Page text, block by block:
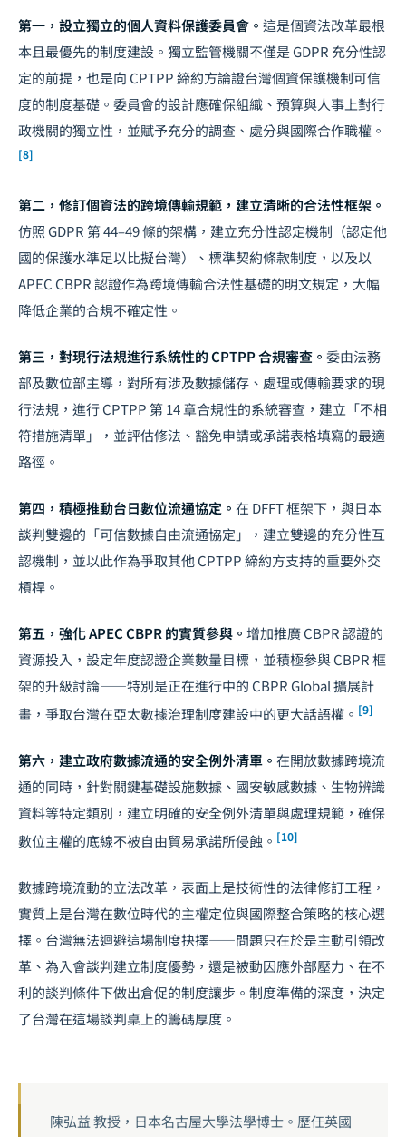
第一，設立獨立的個人資料保護委員會。 這是個資法改革最根
本且最優先的制度建設。獨立監管機關不僅是 GDPR 充分性認
定的前提，也是向 CPTPP 締約方論證台灣個資保護機制可信
度的制度基礎。委員會的設計應確保組織、預算與人事上對行
政機關的獨立性，並賦予充分的調查、處分與國際合作職權。
[8]
第二，修訂個資法的跨境傳輸規範，建立清晰的合法性框架。
仿照 GDPR 第 44–49 條的架構，建立充分性認定機制（認定他
國的保護水準足以比擬台灣）、標準契約條款制度，以及以
APEC CBPR 認證作為跨境傳輸合法性基礎的明文規定，大幅
降低企業的合規不確定性。
第三，對現行法規進行系統性的 CPTPP 合規審查。 委由法務
部及數位部主導，對所有涉及數據儲存、處理或傳輸要求的現
行法規，進行 CPTPP 第 14 章合規性的系統審查，建立「不相
符措施清單」，並評估修法、豁免申請或承諾表格填寫的最適
路徑。
第四，積極推動台日數位流通協定。 在 DFFT 框架下，與日本
談判雙邊的「可信數據自由流通協定」，建立雙邊的充分性互
認機制，並以此作為爭取其他 CPTPP 締約方支持的重要外交
槓桿。
第五，強化 APEC CBPR 的實質參與。 增加推廣 CBPR 認證的
資源投入，設定年度認證企業數量目標，並積極參與 CBPR 框
架的升級討論——特別是正在進行中的 CBPR Global 擴展計
畫，爭取台灣在亞太數據治理制度建設中的更大話語權。 [9]
第六，建立政府數據流通的安全例外清單。 在開放數據跨境流
通的同時，針對關鍵基礎設施數據、國安敏感數據、生物辨識
資料等特定類別，建立明確的安全例外清單與處理規範，確保
數位主權的底線不被自由貿易承諾所侵蝕。 [10]
數據跨境流動的立法改革，表面上是技術性的法律修訂工程，
實質上是台灣在數位時代的主權定位與國際整合策略的核心選
擇。台灣無法迴避這場制度抉擇——問題只在於是主動引領改
革、為入會談判建立制度優勢，還是被動因應外部壓力、在不
利的談判條件下做出倉促的制度讓步。制度準備的深度，決定
了台灣在這場談判桌上的籌碼厚度。
陳弘益 教授，日本名古屋大學法學博士。歷任英國